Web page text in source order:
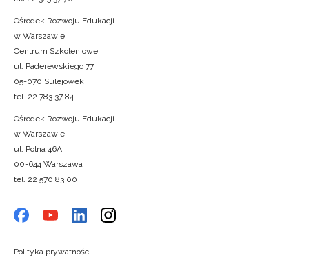
Ośrodek Rozwoju Edukacji
w Warszawie
Centrum Szkoleniowe
ul. Paderewskiego 77
05-070 Sulejówek
tel. 22 783 37 84
Ośrodek Rozwoju Edukacji
w Warszawie
ul. Polna 46A
00-644 Warszawa
tel. 22 570 83 00
Polityka prywatności